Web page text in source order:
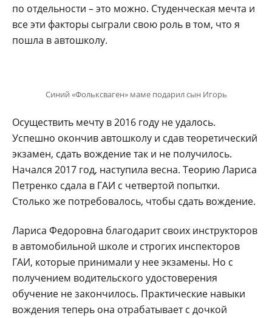
по отдельности – это можно. Студенческая мечта и
все эти факторы сыграли свою роль в том, что я
пошла в автошколу.
Синий «Фольксваген» маме подарил сын Игорь
Осуществить мечту в 2016 году не удалось.
Успешно окончив автошколу и сдав теоретический
экзамен, сдать вождение так и не получилось.
Начался 2017 год, наступила весна. Теорию Лариса
Петренко сдала в ГАИ с четвертой попытки.
Столько же потребовалось, чтобы сдать вождение.
Лариса Федоровна благодарит своих инструкторов
в автомобильной школе и строгих инспекторов
ГАИ, которые принимали у нее экзамены. Но с
получением водительского удостоверения
обучение не закончилось. Практические навыки
вождения теперь она отрабатывает с дочкой